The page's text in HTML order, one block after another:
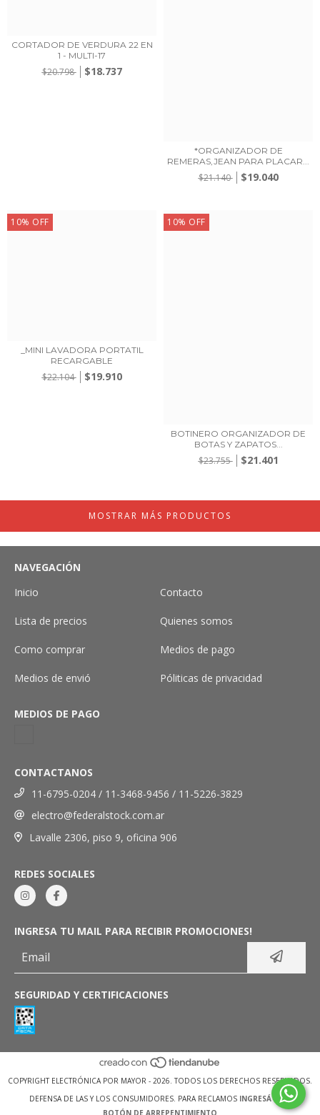
CORTADOR DE VERDURA 22 EN
1 - MULTI-17
$20.798 $18.737
*ORGANIZADOR DE
REMERAS,JEAN PARA PLACAR...
$21.140 $19.040
10% OFF
_MINI LAVADORA PORTATIL
RECARGABLE
$22.104 $19.910
10% OFF
BOTINERO ORGANIZADOR DE
BOTAS Y ZAPATOS...
$23.755 $21.401
MOSTRAR MÁS PRODUCTOS
NAVEGACIÓN
Inicio
Contacto
Lista de precios Quienes somos
Como comprar Medios de pago
Medios de envió Póliticas de privacidad
MEDIOS DE PAGO
CONTACTANOS
11-6795-0204 / 11-3468-9456 / 11-5226-3829
electro@federalstock.com.ar
Lavalle 2306, piso 9, oficina 906
REDES SOCIALES
INGRESA TU MAIL PARA RECIBIR PROMOCIONES!
SEGURIDAD Y CERTIFICACIONES
COPYRIGHT ELECTRÓNICA POR MAYOR - 2026. TODOS LOS DERECHOS RESERVADOS.
DEFENSA DE LAS Y LOS CONSUMIDORES. PARA RECLAMOS INGRESÁ ACÁ.
BOTÓN DE ARREPENTIMIENTO